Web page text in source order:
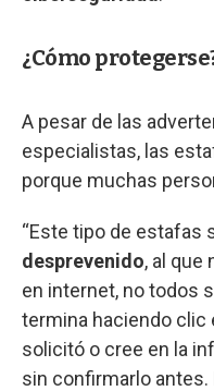
¿Cómo
A pesar de las
especialistas, las
porque muchas
“Este tipo de estafas
desprevenido, al que
en internet, no todos
termina haciendo clic
solicitó o cree en la
sin confirmarlo